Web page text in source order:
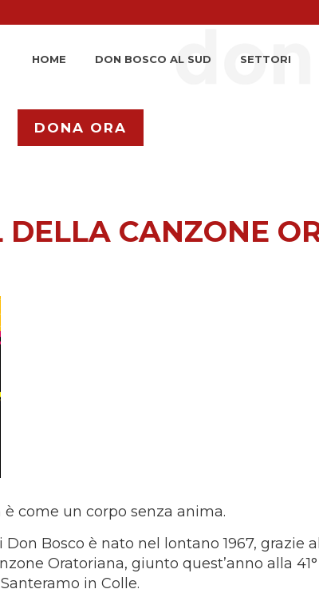
HOME DON BOSCO AL SUD SETTORI
DONA ORA
DELLA CANZONE
come un corpo senza anima.
Bosco è nato nel lontano 1967, grazie
Oratoriana, giunto quest’anno alla
in Colle.